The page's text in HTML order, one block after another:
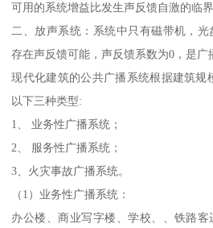
可用的系统增益比发生声反馈自激的临界
二、放声系统：系统中只有磁带机，
存在声反馈可能，声反馈系数为0，是广
现代化建筑的公共广播系统根据建筑规
以下三种类型:
1、 业务性广播系统；
2、 服务性广播系统；
3、火灾事故广播系统。
（1）业务性广播系统：
办公楼、商业写字楼、学校、、铁路